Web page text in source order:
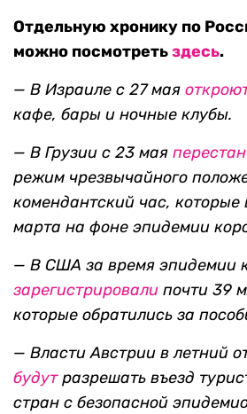
Отдельную хронику по
можно посмотретьздесь.
— В Израиле с 27 мая
кафе, бары и ночные клубы.
— В Грузии с 23 мая
режим чрезвычайного
комендантский час, которые
марта на фоне эпидемии
— В США за время эпидемии
зарегистрировали почти 39
которые обратились за
— Власти Австрии в летний
будутразрешать въезд
стран с безопасной